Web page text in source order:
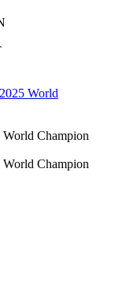
World
Champion
Champion